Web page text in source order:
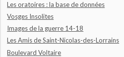
Les oratoires : la base de données
Vosges Insolites
Images de la guerre 14-18
Les Amis de Saint-Nicolas-des-Lorrains
Boulevard Voltaire